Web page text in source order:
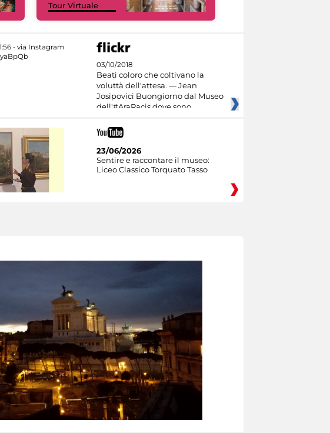
Tour Virtuale
03/10/2018
Beati coloro che coltivano la
voluttà dell'attesa. — Jean
Josipovici Buongiorno dal Museo
dell'#AraPacis dove sono
23/06/2026
Sentire e raccontare il museo:
Liceo Classico Torquato Tasso